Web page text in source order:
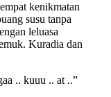
kenikmatan
susu tanpa
leluasa
Kuradia dan
.. kuuu .. at ..”